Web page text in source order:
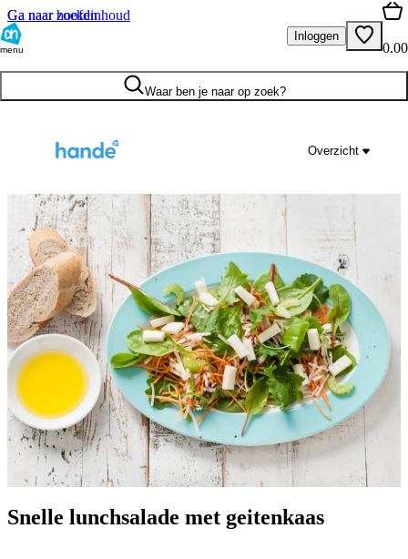
Ga naar hoofdinhoud
Ga naar zoeken
menu
Inloggen
0.00
Waar ben je naar op zoek?
Overzicht
Snelle lunchsalade met geitenkaas